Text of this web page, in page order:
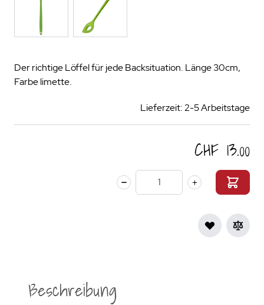
Der richtige Löffel für jede Backsituation. Länge 30cm,
Farbe limette.
Lieferzeit: 2-5 Arbeitstage
CHF 13.00
Menge
Beschreibung